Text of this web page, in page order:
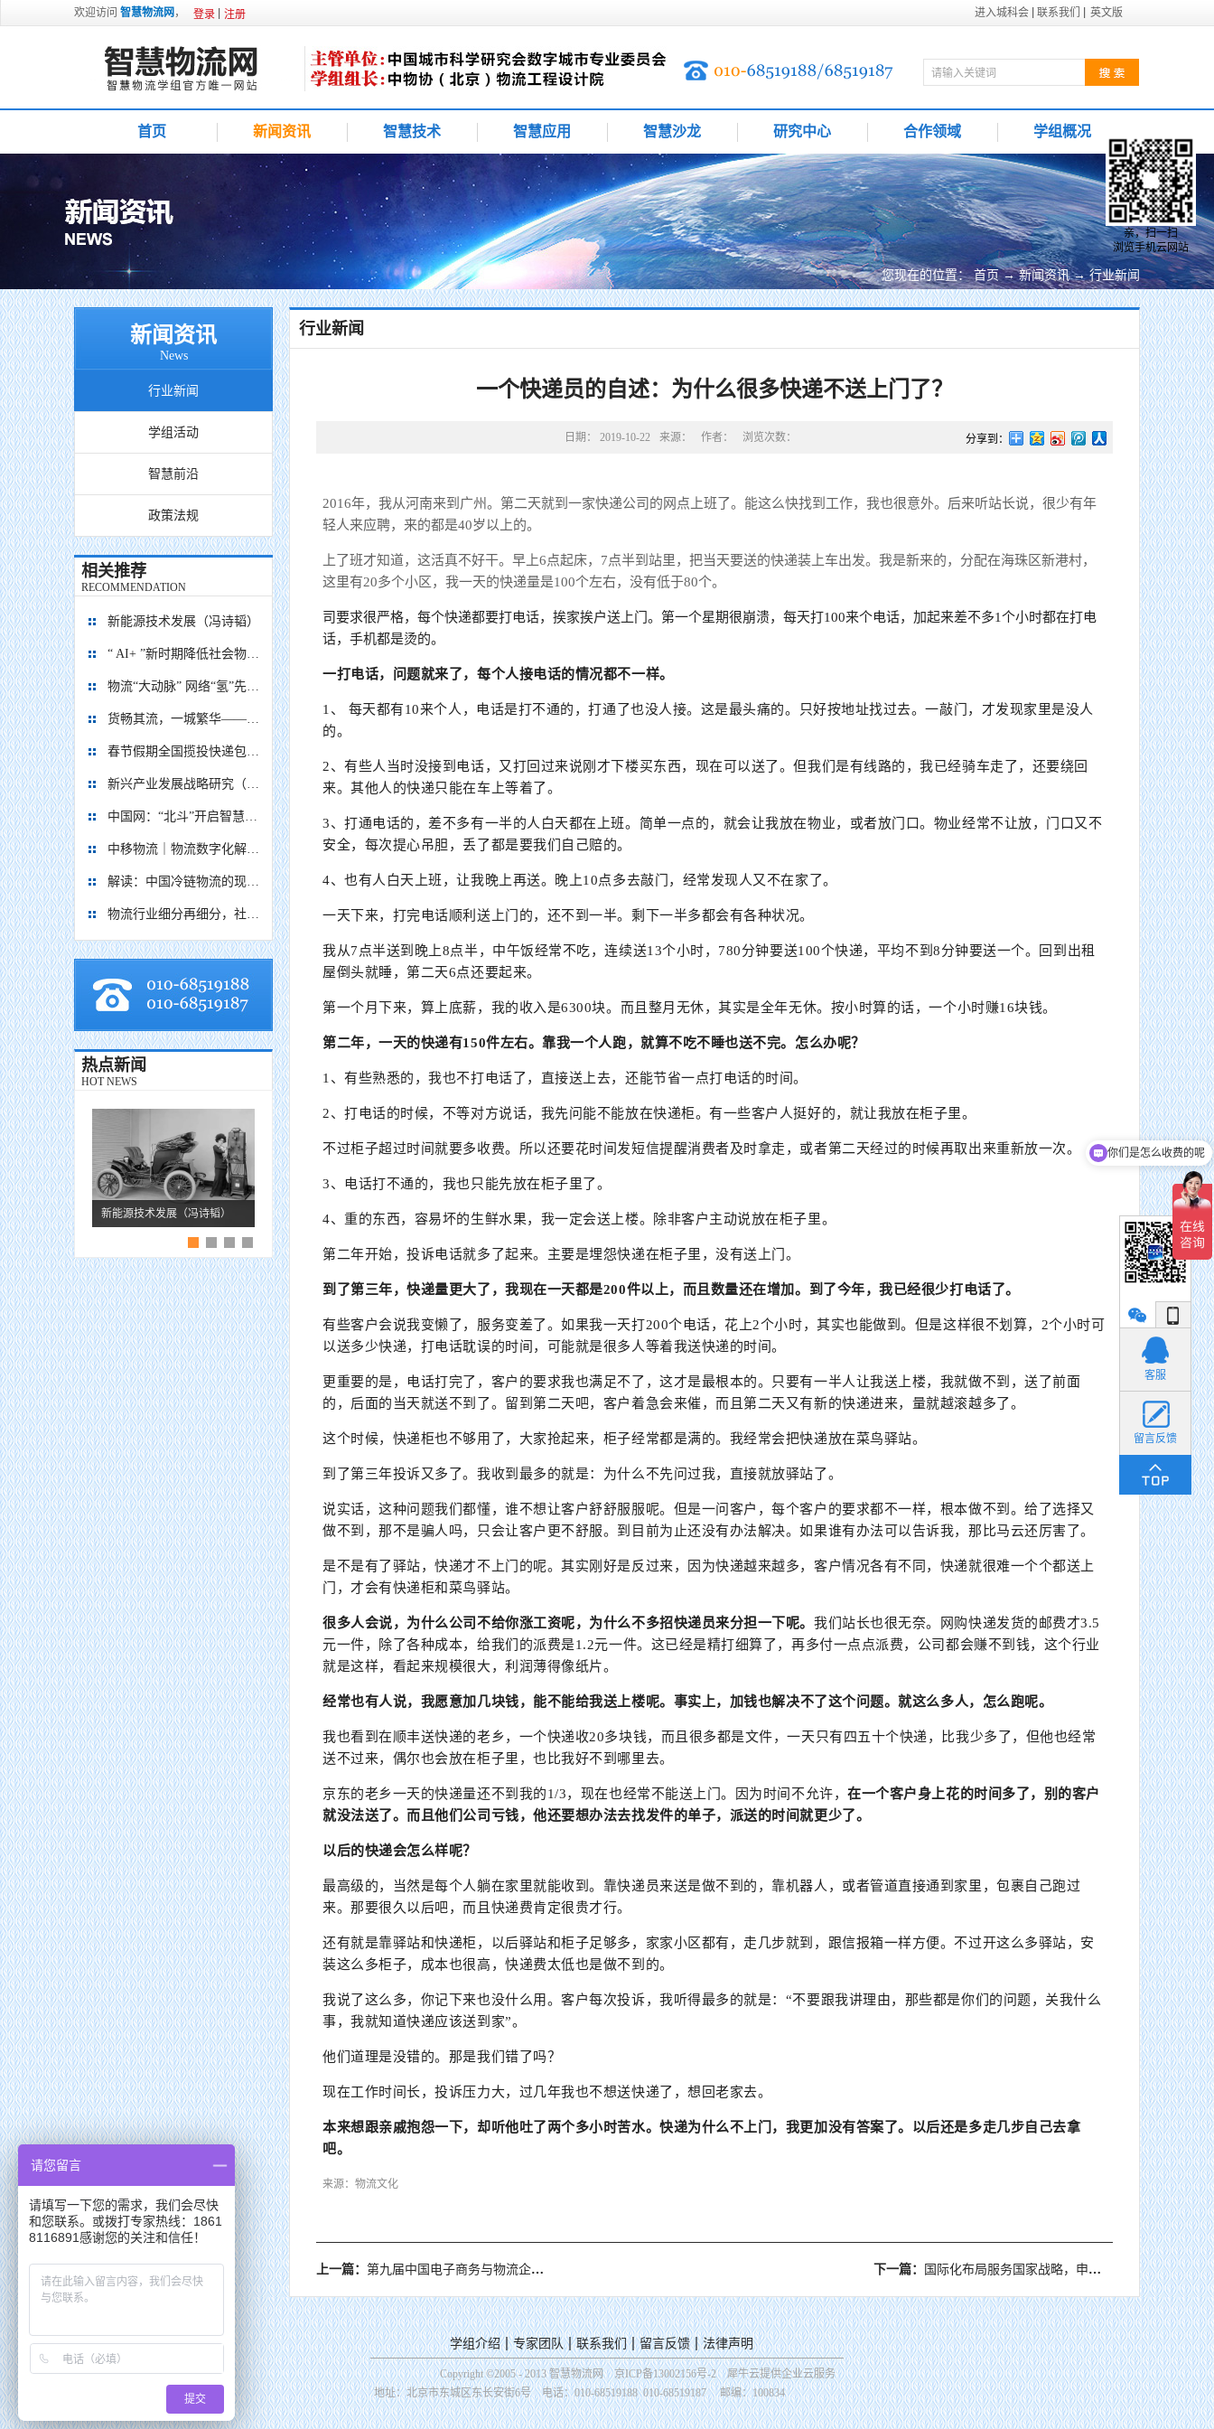
欢迎访问 智慧物流网 ， 登录 注册 进入城科会 联系我们 英文版
首页 新闻资讯 智慧技术 智慧应用 智慧沙龙 研究中心 合作领域 学组概况
新闻资讯
News
行业新闻
学组活动
智慧前沿
政策法规
相关推荐
RECOMMENDATION
新能源技术发展（冯诗韬）
“ AI+ ”新时期降低社会物流成本的思考
物流“大动脉” 网络“氢”先行 7个氢能高速场景落地京津冀
货畅其流，一城繁华——看烟台现代物流发展
春节假期全国揽投快递包裹量超7亿件
新兴产业发展战略研究（2035）
中国网：“北斗”开启智慧物流新篇章
中移物流｜物流数字化解决方案
解读：中国冷链物流的现在与未来
物流行业细分再细分，社区内“分钟级配送”服务隐现商机
热点新闻
HOT NEWS
新能源技术发展（冯诗韬） “ AI+ ”新时期降低社会物流成本的思考 物流“大动脉” 网络“氢”先行 7个氢能高速场景落地京津冀
您现在的位置： 首页 → 新闻资讯 → 行业新闻
行业新闻
一个快递员的自述：为什么很多快递不送上门了？
日期： 2019-10-22 来源： 作者： 浏览次数： 分享到：
2016年，我从河南来到广州。第二天就到一家快递公司的网点上班了。能这么快找到工作，我也很意外。后来听站长说，很少有年
轻人来应聘，来的都是40岁以上的。
上了班才知道，这活真不好干。 早上6点起床，7点半到站里，把当天要送的快递装上车出发。 我是新来的，分配在海珠区新港村，
这里有20多个小区，我一天的快递量是100个左右，没有低于80个。
司要求很严格，每个快递都要打电话，挨家挨户送上门。 第一个星期很崩溃，每天打100来个电话，加起来差不多1个小时都在打电
话，手机都是烫的。
一打电话，问题就来了，每个人接电话的情况都不一样。
1、 每天都有10来个人，电话是打不通的，打通了也没人接。这是最头痛的。只好按地址找过去。一敲门，才发现家里是没人
的。
2、有些人当时没接到电话，又打回过来说刚才下楼买东西，现在可以送了。但我们是有线路的，我已经骑车走了，还要绕回
来。其他人的快递只能在车上等着了。
3、打通电话的，差不多有一半的人白天都在上班。简单一点的，就会让我放在物业，或者放门口。物业经常不让放，门口又不
安全，每次提心吊胆，丢了都是要我们自己赔的。
4、也有人白天上班，让我晚上再送。晚上10点多去敲门，经常发现人又不在家了。
一天下来，打完电话顺利送上门的，还不到一半。剩下一半多都会有各种状况。
我从7点半送到晚上8点半，中午饭经常不吃，连续送13个小时，780分钟要送100个快递，平均不到8分钟要送一个。回到出租
屋倒头就睡，第二天6点还要起来。
第一个月下来，算上底薪，我的收入是6300块。而且整月无休，其实是全年无休。按小时算的话，一个小时赚16块钱。
第二年，一天的快递有150件左右。靠我一个人跑，就算不吃不睡也送不完。怎么办呢？
1、有些熟悉的，我也不打电话了，直接送上去，还能节省一点打电话的时间。
2、打电话的时候，不等对方说话，我先问能不能放在快递柜。有一些客户人挺好的，就让我放在柜子里。
不过柜子超过时间就要多收费。所以还要花时间发短信提醒消费者及时拿走，或者第二天经过的时候再取出来重新放一次。
3、电话打不通的，我也只能先放在柜子里了。
4、重的东西，容易坏的生鲜水果，我一定会送上楼。除非客户主动说放在柜子里。
第二年开始，投诉电话就多了起来。主要是埋怨快递在柜子里，没有送上门。
到了第三年，快递量更大了，我现在一天都是200件以上，而且数量还在增加。到了今年，我已经很少打电话了。
有些客户会说我变懒了，服务变差了。如果我一天打200个电话，花上2个小时，其实也能做到。但是这样很不划算，2个小时可
以送多少快递，打电话耽误的时间，可能就是很多人等着我送快递的时间。
更重要的是，电话打完了，客户的要求我也满足不了，这才是最根本的。只要有一半人让我送上楼，我就做不到，送了前面
的，后面的当天就送不到了。留到第二天吧，客户着急会来催，而且第二天又有新的快递进来，量就越滚越多了。
这个时候，快递柜也不够用了，大家抢起来，柜子经常都是满的。我经常会把快递放在菜鸟驿站。
到了第三年投诉又多了。我收到最多的就是：为什么不先问过我，直接就放驿站了。
说实话，这种问题我们都懂，谁不想让客户舒舒服服呢。但是一问客户，每个客户的要求都不一样，根本做不到。给了选择又
做不到，那不是骗人吗，只会让客户更不舒服。到目前为止还没有办法解决。如果谁有办法可以告诉我，那比马云还厉害了。
是不是有了驿站，快递才不上门的呢。其实刚好是反过来，因为快递越来越多，客户情况各有不同，快递就很难一个个都送上
门，才会有快递柜和菜鸟驿站。
很多人会说，为什么公司不给你涨工资呢，为什么不多招快递员来分担一下呢。我们站长也很无奈。网购快递发货的邮费才3.5
元一件，除了各种成本，给我们的派费是1.2元一件。这已经是精打细算了，再多付一点点派费，公司都会赚不到钱，这个行业
就是这样，看起来规模很大，利润薄得像纸片。
经常也有人说，我愿意加几块钱，能不能给我送上楼呢。 事实上，加钱也解决不了这个问题。就这么多人，怎么跑呢。
我也看到在顺丰送快递的老乡，一个快递收20多块钱，而且很多都是文件，一天只有四五十个快递，比我少多了，但他也经常
送不过来，偶尔也会放在柜子里，也比我好不到哪里去。
京东的老乡一天的快递量还不到我的1/3，现在也经常不能送上门。因为时间不允许，在一个客户身上花的时间多了，别的客户
就没法送了。 而且他们公司亏钱，他还要想办法去找发件的单子，派送的时间就更少了。
以后的快递会怎么样呢？
最高级的，当然是每个人躺在家里就能收到。靠快递员来送是做不到的，靠机器人，或者管道直接通到家里，包裹自己跑过
来。那要很久以后吧，而且快递费肯定很贵才行。
还有就是靠驿站和快递柜，以后驿站和柜子足够多，家家小区都有，走几步就到，跟信报箱一样方便。不过开这么多驿站，安
装这么多柜子，成本也很高，快递费太低也是做不到的。
我说了这么多，你记下来也没什么用。客户每次投诉，我听得最多的就是：“不要跟我讲理由，那些都是你们的问题，关我什么
事，我就知道快递应该送到家”。
他们道理是没错的。那是我们错了吗？
现在工作时间长，投诉压力大，过几年我也不想送快递了，想回老家去。
本来想跟亲戚抱怨一下，却听他吐了两个多小时苦水。快递为什么不上门，我更加没有答案了。以后还是多走几步自己去拿
吧。
来源：物流文化
上一篇： 第九届中国电子商务与物流企业家年会将于12月在北京召开 下一篇： 国际化布局服务国家战略，申通加速全球快递体系搭建
学组介绍 专家团队 联系我们 留言反馈 法律声明
地址：北京市东城区东长安街6号 电话：010-68519188 010-68519187 邮编：100834
Copyright ©2005 - 2013 智慧物流网 京ICP备13002156号-2 犀牛云提供企业云服务
小丽
客服
留言反馈
亲，扫一扫
浏览手机云网站
你们是怎么收费的呢
请您留言
请填写一下您的需求，我们会尽快
和您联系。或拨打专家热线：1861
8116891感谢您的关注和信任！
提交